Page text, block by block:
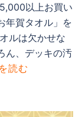
以上お買い
年賀タオル」を
ルは欠かせな
ん、デッキの汚
読む